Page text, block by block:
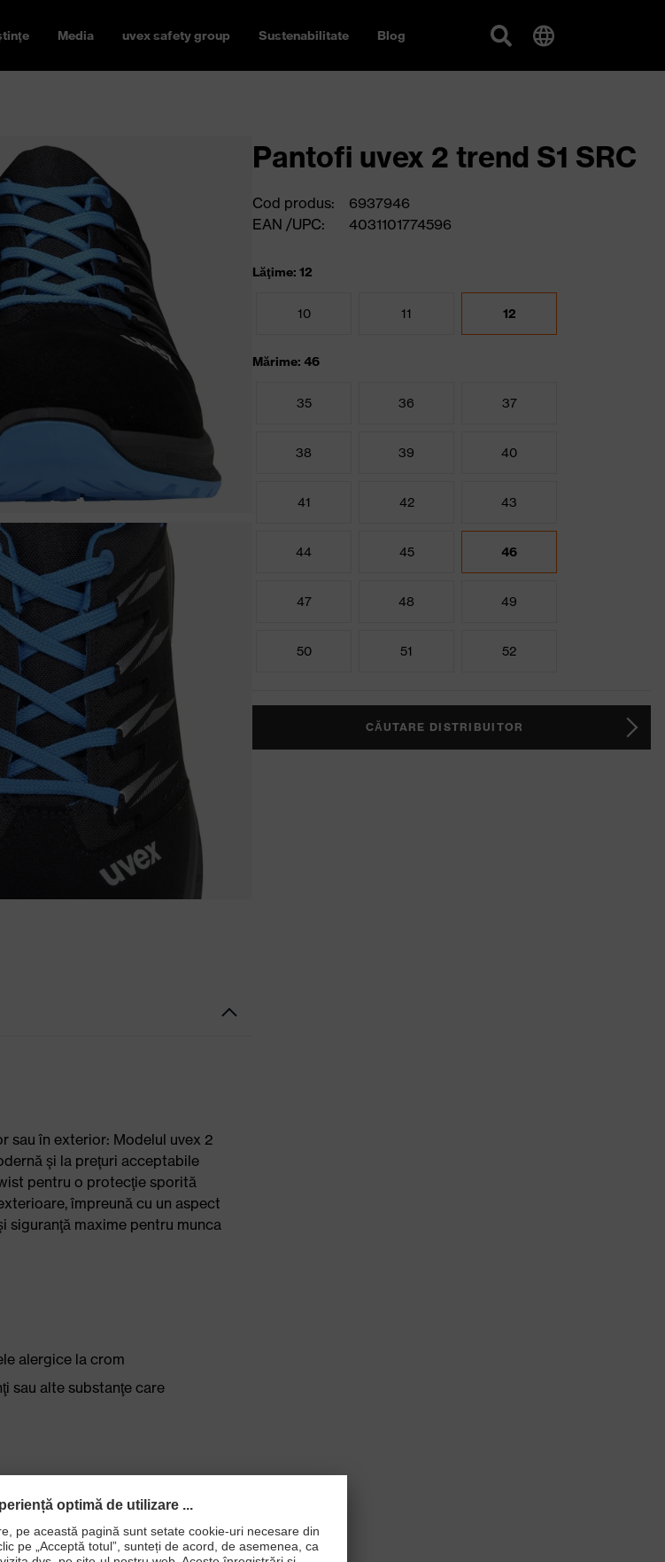
Media uvex safety group Sustenabilitate Blog
sau în exterior: Modelul uvex 2
şi la preţuri acceptabile
pentru o protecţie sporită
împreună cu un aspect
siguranţă maxime pentru munca
alergice la crom
sau alte substanţe care
al umidităţii şi amortizare
Pantofi uvex 2 trend S1 SRC
Cod produs:
6937946
EAN /UPC:
4031101774596
Lăţime: 12
10 11 12
Mărime: 46
35 36 37
38 39 40
41 42 43
44 45 46
47 48 49
50 51 52
CĂUTARE DISTRIBUITOR